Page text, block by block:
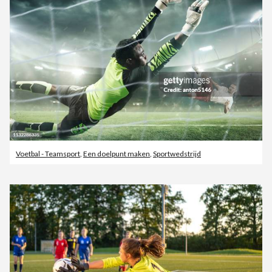
Voetbal - Teamsport, Een doelpunt maken, Sportwedstrijd